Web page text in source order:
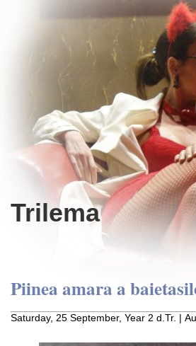
Trilema
Piinea amara a
Saturday, 25 September, Year 2 d.Tr. |